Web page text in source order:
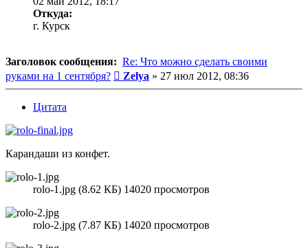
Откуда:
г. Курск
Заголовок сообщения: Re: Что можно сделать своими
руками на 1 сентября?
Сообщение
Zelya » 27 июл 2012, 08:36
Цитата
Карандаши из конфет.
rolo-1.jpg (8.62 КБ) 14020 просмотров
rolo-2.jpg (7.87 КБ) 14020 просмотров